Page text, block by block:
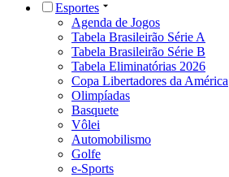
Esportes
Agenda de Jogos
Tabela Brasileirão Série A
Tabela Brasileirão Série B
Tabela Eliminatórias 2026
Copa Libertadores da América
Olimpíadas
Basquete
Vôlei
Automobilismo
Golfe
e-Sports